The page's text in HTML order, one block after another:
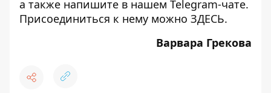
а также напишите в нашем Telegram-чате.
Присоединиться к нему можно ЗДЕСЬ.
Варвара Грекова